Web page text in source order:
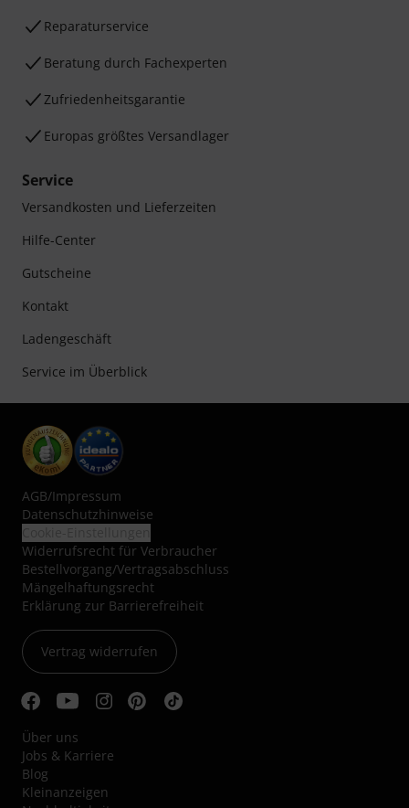
Reparaturservice
Beratung durch Fachexperten
Zufriedenheitsgarantie
Europas größtes Versandlager
Service
Versandkosten und Lieferzeiten
Hilfe-Center
Gutscheine
Kontakt
Ladengeschäft
Service im Überblick
AGB/Impressum
Datenschutzhinweise
Widerrufsrecht für Verbraucher
Bestellvorgang/Vertragsabschluss
Mängelhaftungsrecht
Erklärung zur Barrierefreiheit
Vertrag widerrufen
Über uns
Jobs & Karriere
Blog
Kleinanzeigen